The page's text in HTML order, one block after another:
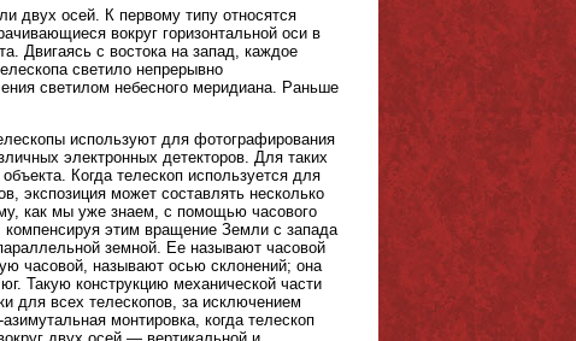
двух осей. К первому типу относятся
вокруг горизонтальной оси в
Двигаясь с востока на запад, каждое
светило непрерывно
светилом небесного меридиана. Раньше
используют для фотографирования
электронных детекторов. Для таких
Когда телескоп используется для
экспозиция может составлять несколько
как мы уже знаем, с помощью часового
компенсируя этим вращение Земли с запада
земной. Ее называют часовой
часовой, называют осью склонений; она
Такую конструкцию механической части
для всех телескопов, за исключением
монтировка, когда телескоп